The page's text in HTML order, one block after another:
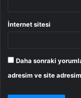
İnternet sitesi
Daha sonraki
adresim ve site